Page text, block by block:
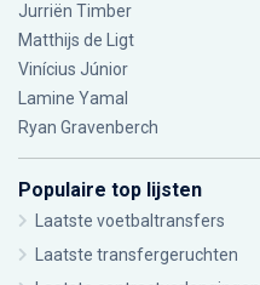
Jurriën Timber
Matthijs de Ligt
Vinícius Júnior
Lamine Yamal
Ryan Gravenberch
Populaire top lijsten
Laatste voetbaltransfers
Laatste transfergeruchten